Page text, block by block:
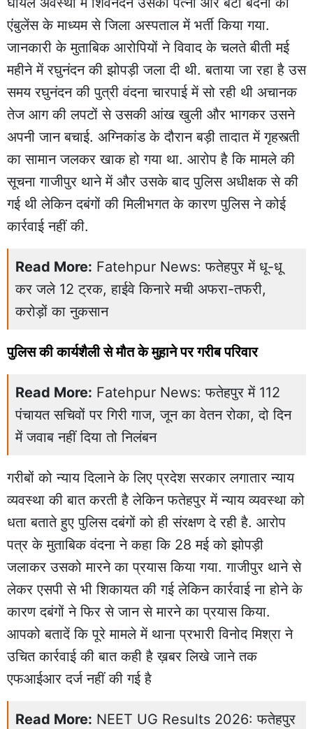
एंबुलेंस के माध्यम से जिला अस्पताल में भर्ती किया गया.
जानकारी के मुताबिक आरोपियों ने विवाद के चलते बीती मई
महीने में रघुनंदन की झोपड़ी जला दी थी. बताया जा रहा है उस
समय रघुनंदन की पुत्री वंदना चारपाई में सो रही थी अचानक
तेज आग की लपटों से उसकी आंख खुली और भागकर उसने
अपनी जान बचाई. अग्निकांड के दौरान बड़ी तादात में गृहस्त्ती
का सामान जलकर खाक हो गया था. आरोप है कि मामले की
सूचना गाजीपुर थाने में और उसके बाद पुलिस अधीक्षक से की
गई थी लेकिन दबंगों की मिलीभगत के कारण पुलिस ने कोई
कार्रवाई नहीं की.
Read More: Fatehpur News: फतेहपुर में धू-धू
कर जले 12 ट्रक, हाईवे किनारे मची अफरा-तफरी,
करोड़ों का नुकसान
पुलिस की कार्यशैली से मौत के मुहाने पर गरीब परिवार
Read More: Fatehpur News: फतेहपुर में 112
पंचायत सचिवों पर गिरी गाज, जून का वेतन रोका, दो दिन
में जवाब नहीं दिया तो निलंबन
गरीबों को न्याय दिलाने के लिए प्रदेश सरकार लगातार न्याय
व्यवस्था की बात करती है लेकिन फतेहपुर में न्याय व्यवस्था को
धता बताते हुए पुलिस दबंगों को ही संरक्षण दे रही है. आरोप
पत्र के मुताबिक वंदना ने कहा कि 28 मई को झोपड़ी
जलाकर उसको मारने का प्रयास किया गया. गाजीपुर थाने से
लेकर एसपी से भी शिकायत की गई लेकिन कार्रवाई ना होने के
कारण दबंगों ने फिर से जान से मारने का प्रयास किया.
आपको बतादें कि पूरे मामले में थाना प्रभारी विनोद मिश्रा ने
उचित कार्रवाई की बात कही है ख़बर लिखे जाने तक
एफआईआर दर्ज नहीं की गई है
Read More: NEET UG Results 2026: फतेहपुर